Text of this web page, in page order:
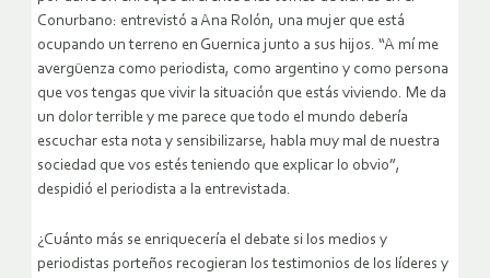
Conurbano: entrevistó a Ana Rolón, una mujer que está
ocupando un terreno en Guernica junto a sus hijos. “A mí me
avergüenza como periodista, como argentino y como persona
que vos tengas que vivir la situación que estás viviendo. Me da
un dolor terrible y me parece que todo el mundo debería
escuchar esta nota y sensibilizarse, habla muy mal de nuestra
sociedad que vos estés teniendo que explicar lo obvio”,
despidió el periodista a la entrevistada.
¿Cuánto más se enriquecería el debate si los medios y
periodistas porteños recogieran los testimonios de los líderes y